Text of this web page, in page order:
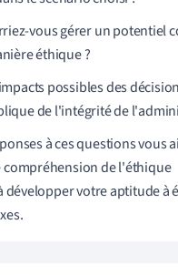
vous gérer un potentiel
éthique ?
possibles des
de l'intégrité de
à ces questions vous
de l'éthique
développer votre aptitude à